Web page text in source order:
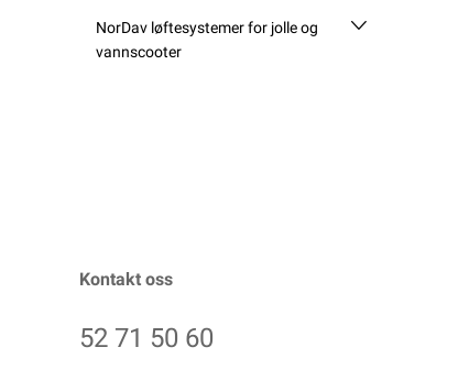
NorDav løftesystemer for jolle og
vannscooter
Kontakt oss
52 71 50 60